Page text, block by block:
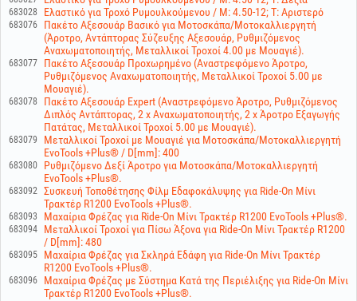
683028 Ελαστικό για Τροχό Ρυμουλκούμενου / M: 4.50-12; T: Αριστερό
683076
Πακέτο Αξεσουάρ Βασικό για Μοτοσκάπα/Μοτοκαλλιεργητή
(Άροτρο, Αντάπτορας Σύζευξης Αξεσουάρ, Ρυθμιζόμενος
Αναχωματοποιητής, Μεταλλικοί Τροχοί 4.00 με Μουαγιέ).
683077
Πακέτο Αξεσουάρ Προχωρημένο (Αναστρεφόμενο Άροτρο,
Ρυθμιζόμενος Αναχωματοποιητής, Μεταλλικοί Τροχοί 5.00 με
Μουαγιέ).
683078
Πακέτο Αξεσουάρ Expert (Αναστρεφόμενο Άροτρο, Ρυθμιζόμενος
Διπλός Αντάπτορας, 2 x Αναχωματοποιητής, 2 x Άροτρο Εξαγωγής
Πατάτας, Μεταλλικοί Τροχοί 5.00 με Μουαγιέ).
683079
Μεταλλικοί Τροχοί με Μουαγιέ για Μοτοσκάπα/Μοτοκαλλιεργητή
EvoTools +Plus® / D[mm]: 400
683080
Ρυθμιζόμενο Δεξί Άροτρο για Μοτοσκάπα/Μοτοκαλλιεργητή
EvoTools +Plus®.
683092 Συσκευή Τοποθέτησης Φίλμ Εδαφοκάλυψης για Ride-On Μίνι
Τρακτέρ R1200 EvoTools +Plus®.
683093 Μαχαίρια Φρέζας για Ride-On Μίνι Τρακτέρ R1200 EvoTools +Plus®.
683094
Μεταλλικοί Τροχοί για Πίσω Άξονα για Ride-On Μίνι Τρακτέρ R1200
/ D[mm]: 480
683095
Μαχαίρια Φρέζας για Σκληρά Εδάφη για Ride-On Μίνι Τρακτέρ
R1200 EvoTools +Plus®.
683096
Μαχαίρια Φρέζας με Σύστημα Κατά της Περιέλιξης για Ride-On Μίνι
Τρακτέρ R1200 EvoTools +Plus®.